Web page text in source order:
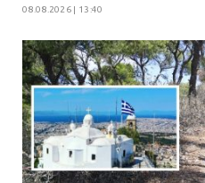
08.08.2026 | 13:40